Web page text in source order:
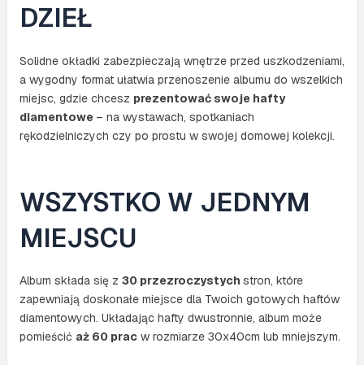
DZIEŁ
Solidne okładki zabezpieczają wnętrze przed uszkodzeniami,
a wygodny format ułatwia przenoszenie albumu do wszelkich
miejsc, gdzie chcesz prezentować swoje hafty
diamentowe – na wystawach, spotkaniach
rękodzielniczych czy po prostu w swojej domowej kolekcji.
WSZYSTKO W JEDNYM
MIEJSCU
Album składa się z 30 przezroczystych stron, które
zapewniają doskonałe miejsce dla Twoich gotowych haftów
diamentowych. Układając hafty dwustronnie, album może
pomieścić aż 60 pracw rozmiarze 30x40cm lub mniejszym.